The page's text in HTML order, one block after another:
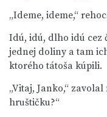
„Ideme, ideme,“
Idú, idú, dlho idú cez
jednej doliny a tam
ktorého tátoša kúpili.
„Vitaj, Janko,“
hruštičku?“